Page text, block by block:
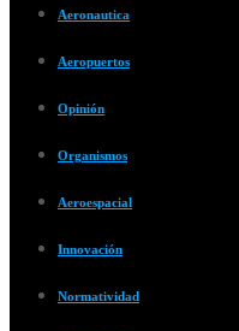
Aeronautica
Aeropuertos
Opinión
Organismos
Aeroespacial
Innovación
Normatividad